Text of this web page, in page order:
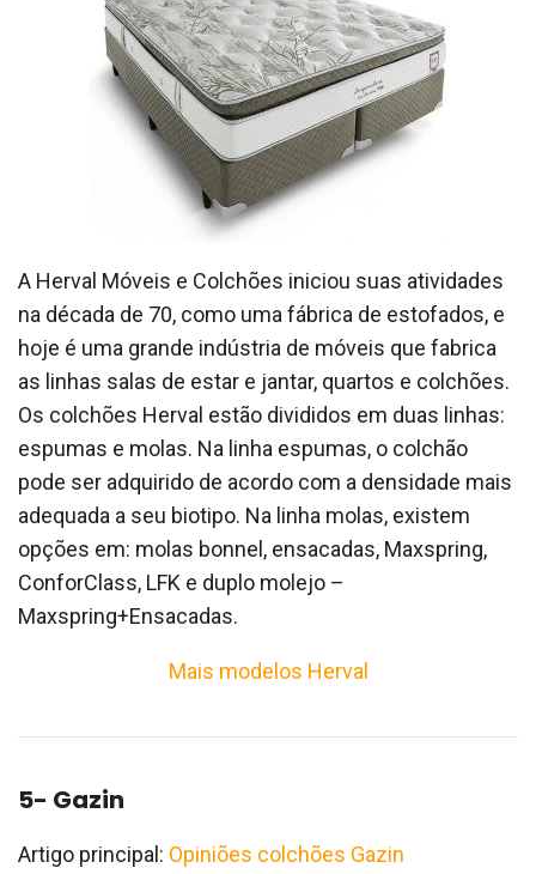
A Herval Móveis e Colchões iniciou suas atividades
na década de 70, como uma fábrica de estofados, e
hoje é uma grande indústria de móveis que fabrica
as linhas salas de estar e jantar, quartos e colchões.
Os colchões Herval estão divididos em duas linhas:
espumas e molas. Na linha espumas, o colchão
pode ser adquirido de acordo com a densidade mais
adequada a seu biotipo. Na linha molas, existem
opções em: molas bonnel, ensacadas, Maxspring,
ConforClass, LFK e duplo molejo –
Maxspring+Ensacadas.
Mais modelos Herval
5- Gazin
Artigo principal: Opiniões colchões Gazin